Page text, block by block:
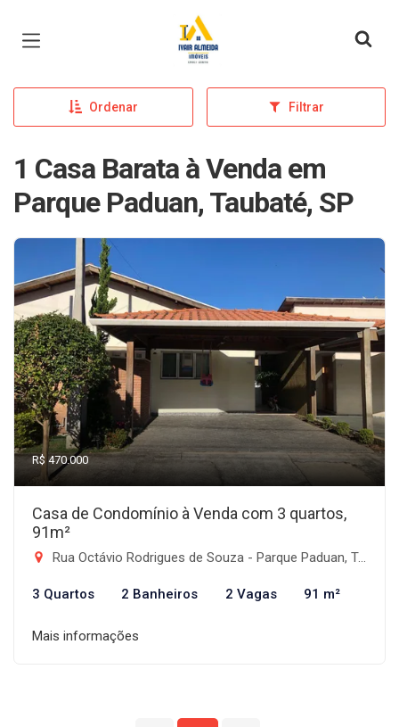
Página inicial
Ordenar Filtrar
1 Casa Barata à Venda em
Parque Paduan, Taubaté, SP
R$ 470.000
Casa de Condomínio à Venda com 3 quartos,
91m²
Rua Octávio Rodrigues de Souza - Parque Paduan, Taubaté-SP
3 Quartos 2 Banheiros 2 Vagas 91 m²
Mais informações